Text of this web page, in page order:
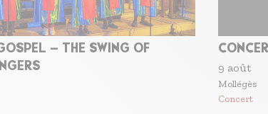
– THE SWING OF
9 août
Mollégès
Concert